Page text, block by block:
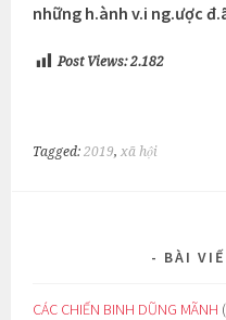
những h.ành v.i ng.ược
Post Views: 2.182
Tagged:2019,xã hội
BÀI
CÁC CHIẾN BINH DŨNG MÃNH